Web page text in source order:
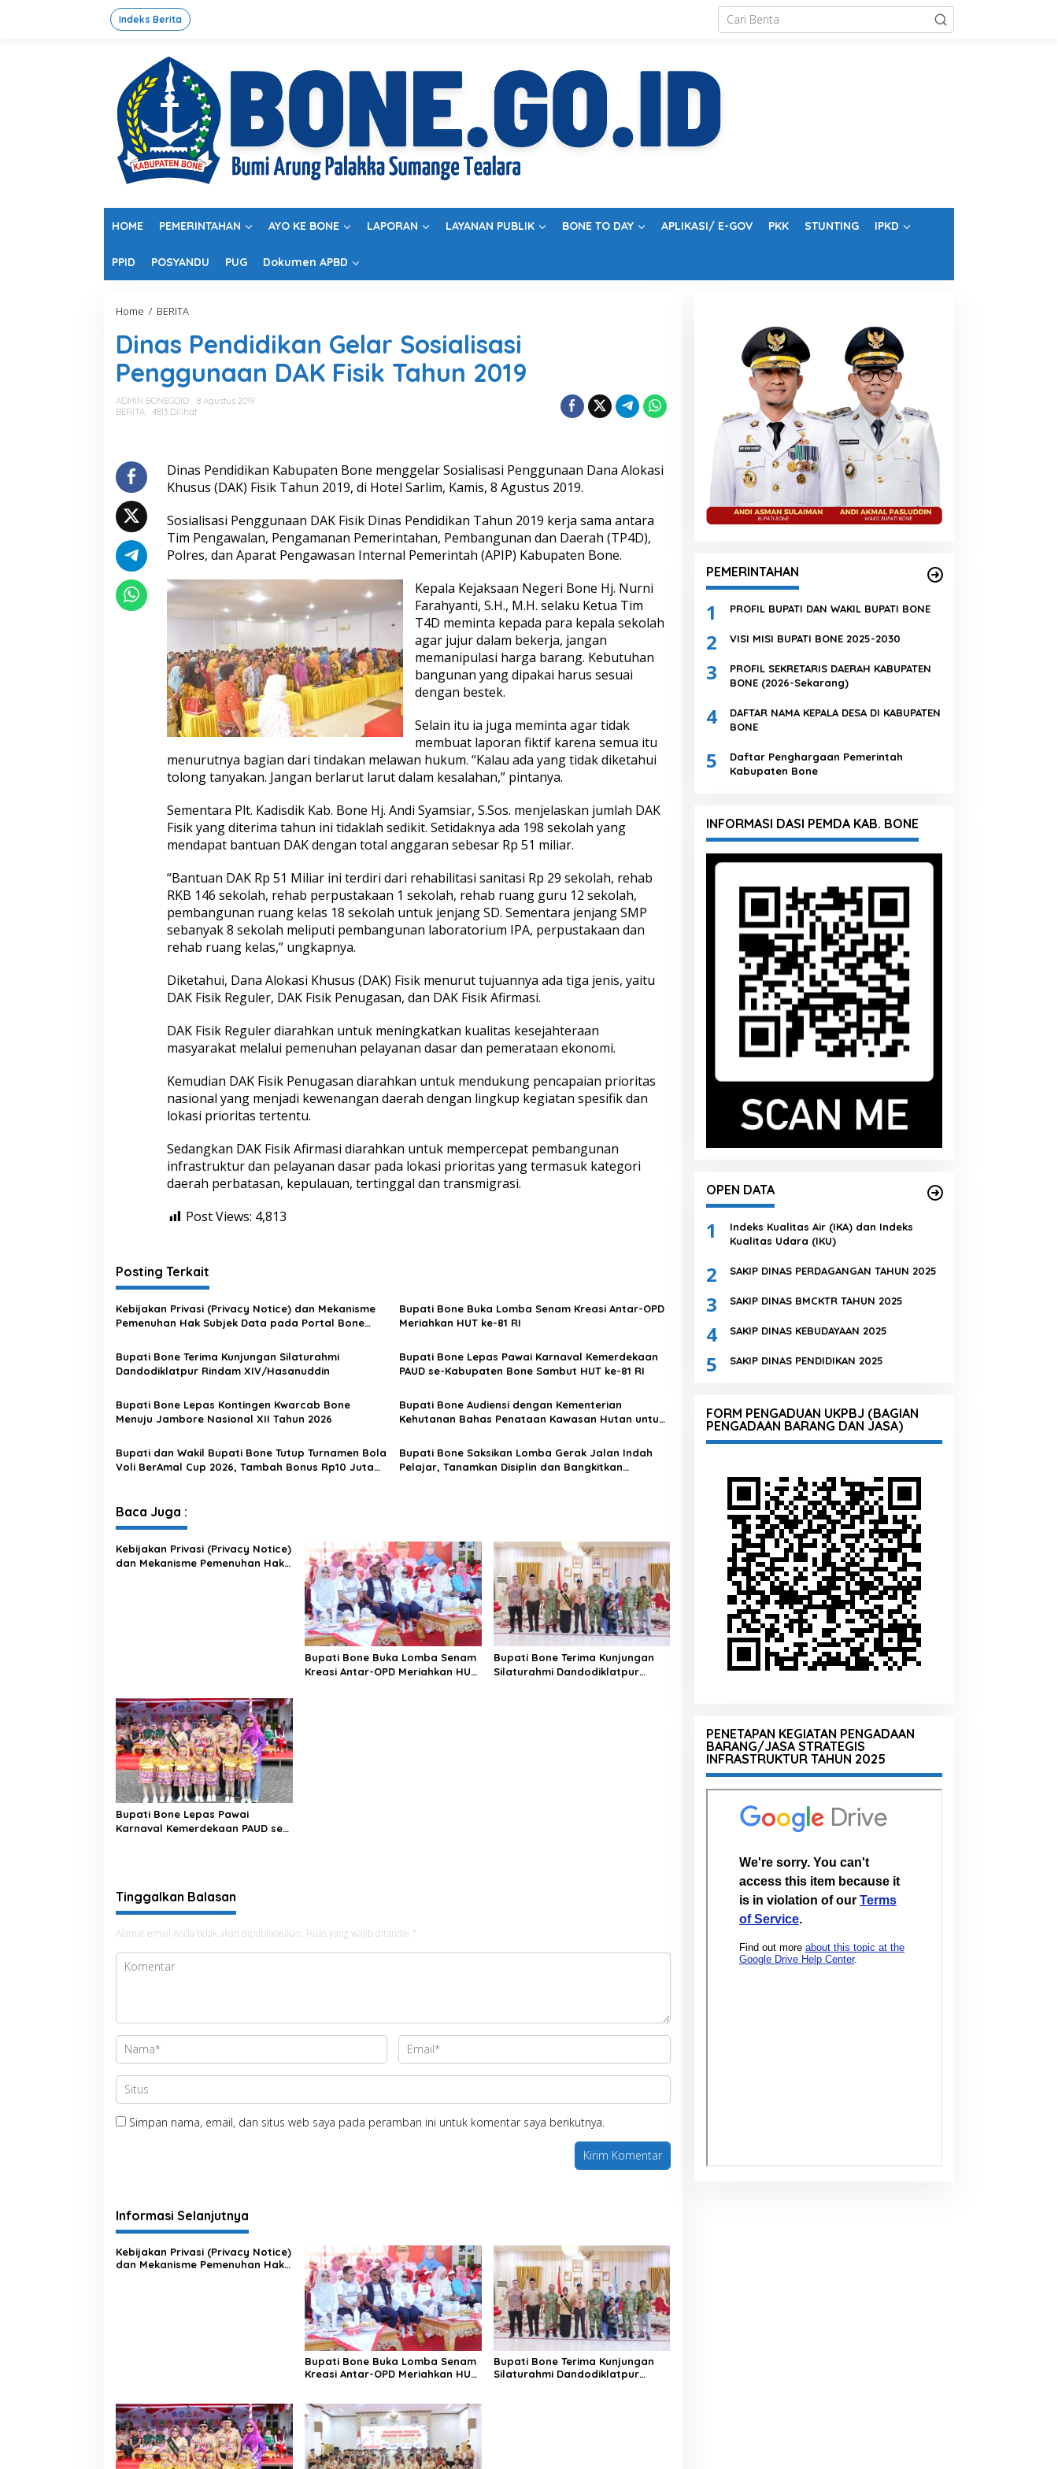
Indeks Berita
HOME PEMERINTAHAN AYO KE BONE LAPORAN LAYANAN PUBLIK BONE TO DAY APLIKASI/ E-GOV PKK STUNTING IPKD
PPID POSYANDU PUG Dokumen APBD
Home / BERITA
n
a
s
P
n
i
a
G
e
l
r
a
l
i
s
a
s
i
e
n
g
n
a
n
D
A
K
F
i
i
k
T
h
u
2
0
1
9
Dinas Pendidikan Gelar Sosialisasi
Penggunaan DAK Fisik Tahun 2019
ADMIN BONEGOID
8 Agustus 2019
BERITA
4813 Dilihat
Dinas Pendidikan Kabupaten Bone menggelar Sosialisasi Penggunaan Dana Alokasi
Khusus (DAK) Fisik Tahun 2019, di Hotel Sarlim, Kamis, 8 Agustus 2019.
Sosialisasi Penggunaan DAK Fisik Dinas Pendidikan Tahun 2019 kerja sama antara
Tim Pengawalan, Pengamanan Pemerintahan, Pembangunan dan Daerah (TP4D),
Polres, dan Aparat Pengawasan Internal Pemerintah (APIP) Kabupaten Bone.
Kepala Kejaksaan Negeri Bone Hj. Nurni
Farahyanti, S.H., M.H. selaku Ketua Tim
T4D meminta kepada para kepala sekolah
agar jujur dalam bekerja, jangan
memanipulasi harga barang. Kebutuhan
bangunan yang dipakai harus sesuai
dengan bestek.
Selain itu ia juga meminta agar tidak
membuat laporan fiktif karena semua itu
menurutnya bagian dari tindakan melawan hukum. “Kalau ada yang tidak diketahui
tolong tanyakan. Jangan berlarut larut dalam kesalahan,” pintanya.
Sementara Plt. Kadisdik Kab. Bone Hj. Andi Syamsiar, S.Sos. menjelaskan jumlah DAK
Fisik yang diterima tahun ini tidaklah sedikit. Setidaknya ada 198 sekolah yang
mendapat bantuan DAK dengan total anggaran sebesar Rp 51 miliar.
“Bantuan DAK Rp 51 Miliar ini terdiri dari rehabilitasi sanitasi Rp 29 sekolah, rehab
RKB 146 sekolah, rehab perpustakaan 1 sekolah, rehab ruang guru 12 sekolah,
pembangunan ruang kelas 18 sekolah untuk jenjang SD. Sementara jenjang SMP
sebanyak 8 sekolah meliputi pembangunan laboratorium IPA, perpustakaan dan
rehab ruang kelas,” ungkapnya.
Diketahui, Dana Alokasi Khusus (DAK) Fisik menurut tujuannya ada tiga jenis, yaitu
DAK Fisik Reguler, DAK Fisik Penugasan, dan DAK Fisik Afirmasi.
DAK Fisik Reguler diarahkan untuk meningkatkan kualitas kesejahteraan
masyarakat melalui pemenuhan pelayanan dasar dan pemerataan ekonomi.
Kemudian DAK Fisik Penugasan diarahkan untuk mendukung pencapaian prioritas
nasional yang menjadi kewenangan daerah dengan lingkup kegiatan spesifik dan
lokasi prioritas tertentu.
Sedangkan DAK Fisik Afirmasi diarahkan untuk mempercepat pembangunan
infrastruktur dan pelayanan dasar pada lokasi prioritas yang termasuk kategori
daerah perbatasan, kepulauan, tertinggal dan transmigrasi.
Post Views: 4,813
Posting Terkait
Kebijakan Privasi (Privacy Notice) dan Mekanisme
Pemenuhan Hak Subjek Data pada Portal Bone
Bupati Bone Buka Lomba Senam Kreasi Antar-OPD
Meriahkan HUT ke-81 RI
Bupati Bone Terima Kunjungan Silaturahmi
Dandodiklatpur Rindam XIV/Hasanuddin
Bupati Bone Lepas Pawai Karnaval Kemerdekaan
PAUD se-Kabupaten Bone Sambut HUT ke-81 RI
Bupati Bone Lepas Kontingen Kwarcab Bone
Menuju Jambore Nasional XII Tahun 2026
Bupati Bone Audiensi dengan Kementerian
Kehutanan Bahas Penataan Kawasan Hutan untuk
Bupati dan Wakil Bupati Bone Tutup Turnamen Bola
Voli BerAmal Cup 2026, Tambah Bonus Rp10 Juta
Bupati Bone Saksikan Lomba Gerak Jalan Indah
Pelajar, Tanamkan Disiplin dan Bangkitkan
Baca Juga :
Kebijakan Privasi (Privacy Notice)
dan Mekanisme Pemenuhan Hak
Bupati Bone Buka Lomba Senam
Kreasi Antar-OPD Meriahkan HUT
Bupati Bone Terima Kunjungan
Silaturahmi Dandodiklatpur
Bupati Bone Lepas Pawai
Karnaval Kemerdekaan PAUD se-
Tinggalkan Balasan
Alamat email Anda tidak akan dipublikasikan. Ruas yang wajib ditandai *
Simpan nama, email, dan situs web saya pada peramban ini untuk komentar saya berikutnya.
Informasi Selanjutnya
Kebijakan Privasi (Privacy Notice)
dan Mekanisme Pemenuhan Hak
Bupati Bone Buka Lomba Senam
Kreasi Antar-OPD Meriahkan HUT
Bupati Bone Terima Kunjungan
Silaturahmi Dandodiklatpur
PEMERINTAHAN
1 PROFIL BUPATI DAN WAKIL BUPATI BONE
2 VISI MISI BUPATI BONE 2025-2030
3
PROFIL SEKRETARIS DAERAH KABUPATEN
BONE (2026-Sekarang)
4
DAFTAR NAMA KEPALA DESA DI KABUPATEN
BONE
5
Daftar Penghargaan Pemerintah
Kabupaten Bone
INFORMASI DASI PEMDA KAB. BONE
OPEN DATA
1
Indeks Kualitas Air (IKA) dan Indeks
Kualitas Udara (IKU)
2 SAKIP DINAS PERDAGANGAN TAHUN 2025
3 SAKIP DINAS BMCKTR TAHUN 2025
4 SAKIP DINAS KEBUDAYAAN 2025
5 SAKIP DINAS PENDIDIKAN 2025
FORM PENGADUAN UKPBJ (BAGIAN
PENGADAAN BARANG DAN JASA)
PENETAPAN KEGIATAN PENGADAAN
BARANG/JASA STRATEGIS
INFRASTRUKTUR TAHUN 2025